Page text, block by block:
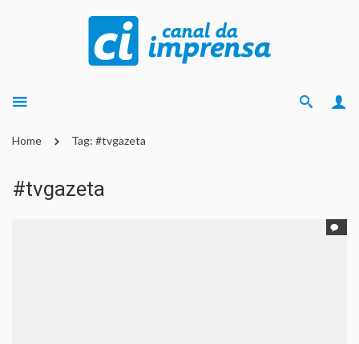
Home Tag: #tvgazeta
#tvgazeta